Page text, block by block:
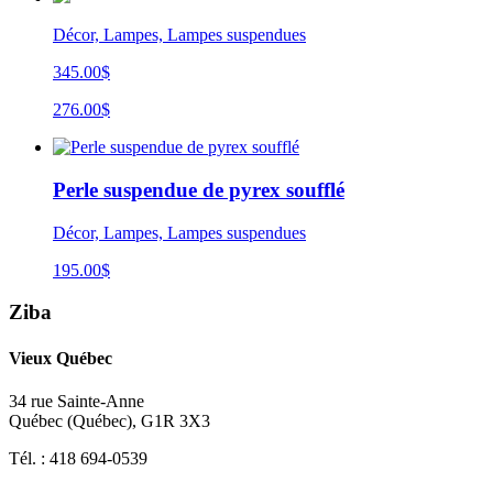
Décor, Lampes, Lampes suspendues
345.00$
276.00$
Perle suspendue de pyrex soufflé
Décor, Lampes, Lampes suspendues
195.00$
Ziba
Vieux Québec
34 rue Sainte-Anne
Québec (Québec), G1R 3X3
Tél. : 418 694-0539